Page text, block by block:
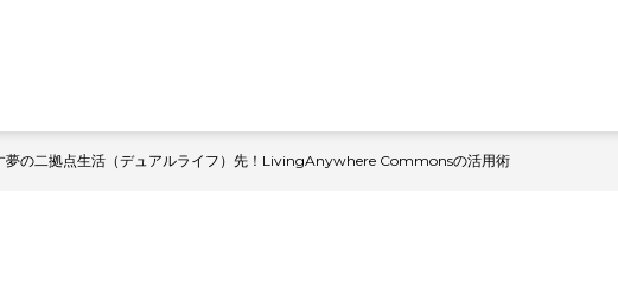
夢の二拠点生活（デュアルライフ）先！LivingAnywhere Commonsの活用術